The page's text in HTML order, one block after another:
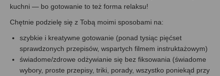
kuchni — bo gotowanie to też forma relaksu!
Chętnie podzielę się z Tobą moimi sposobami na:
szybkie i kreatywne gotowanie (ponad tysiąc pięćset
sprawdzonych przepisów, wspartych filmem instruktażowym)
świadome/zdrowe odżywianie się bez fiksowania (świadome
wybory, proste przepisy, triki, porady, wszystko poniekąd przy